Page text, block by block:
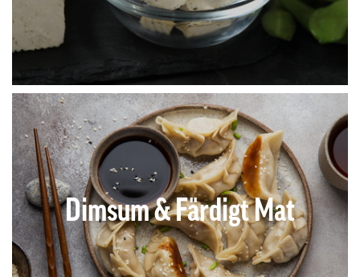
Dimsum & Färdigt Mat